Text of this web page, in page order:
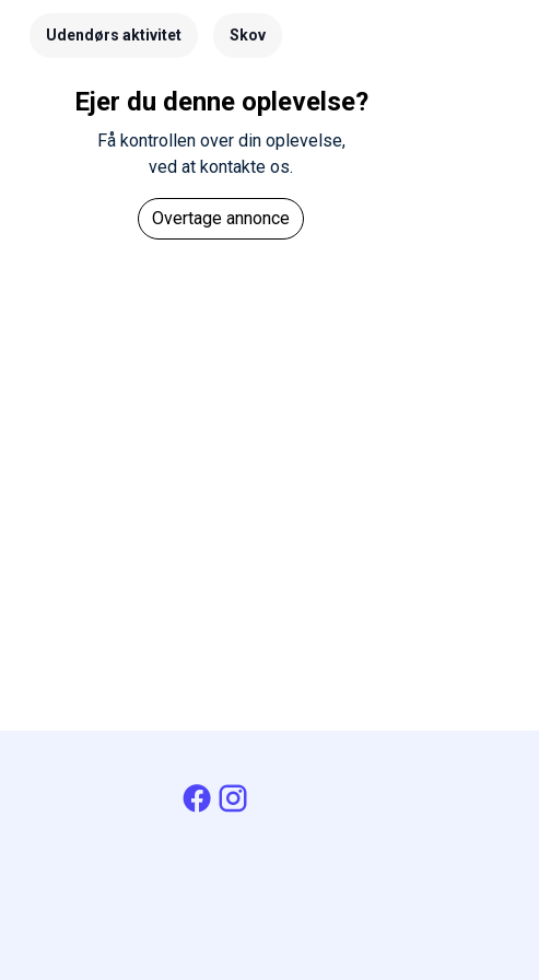
Udendørs aktivitet Skov
Ejer du denne oplevelse?
Få kontrollen over din oplevelse,
ved at kontakte os.
Overtage annonce